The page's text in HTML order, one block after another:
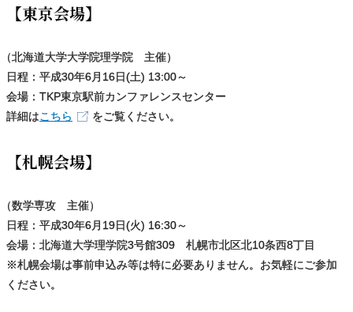
【東京会場】
（北海道大学大学院理学院 主催）
日程：平成30年6月16日(土) 13:00～
会場：TKP東京駅前カンファレンスセンター
詳細はこちら をご覧ください。
【札幌会場】
（数学専攻 主催）
日程：平成30年6月19日(火) 16:30～
会場：北海道大学理学院3号館309 札幌市北区北10条西8丁目
※札幌会場は事前申込み等は特に必要ありません。お気軽にご参加
ください。